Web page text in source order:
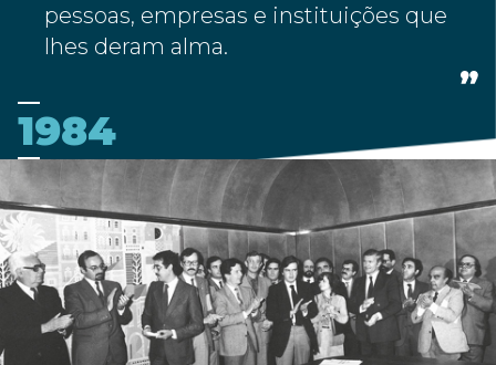
pessoas, empresas e instituições que
lhes deram alma.
1984